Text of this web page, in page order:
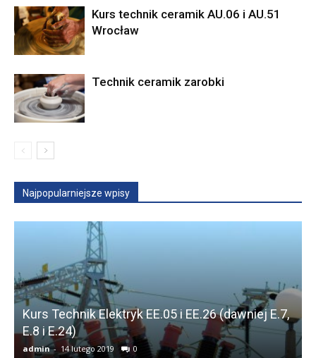
Kurs technik ceramik AU.06 i AU.51
Wrocław
Technik ceramik zarobki
Najpopularniejsze wpisy
Kurs Technik Elektryk EE.05 i EE.26 (dawniej E.7,
E.8 i E.24)
admin - 14 lutego 2019 0